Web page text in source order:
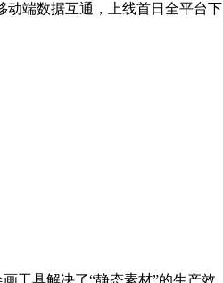
动端数据互通，上线首日全平台下
工具解决了“静态素材”的生产效